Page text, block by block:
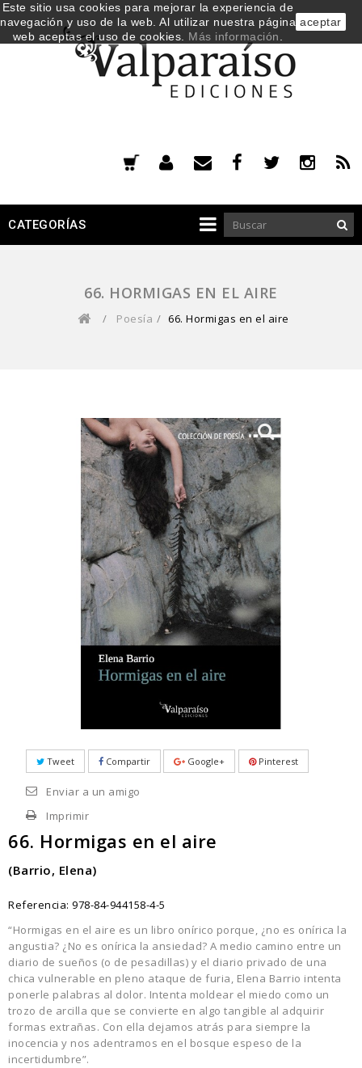
CATEGORÍAS
66. HORMIGAS EN EL AIRE
/ Poesía / 66. Hormigas en el aire
Tweet Compartir Google+ Pinterest
Enviar a un amigo
Imprimir
66. Hormigas en el aire
(Barrio, Elena)
Referencia: 978-84-944158-4-5
“Hormigas en el aire es un libro onírico porque, ¿no es onírica la
angustia? ¿No es onírica la ansiedad? A medio camino entre un
diario de sueños (o de pesadillas) y el diario privado de una
chica vulnerable en pleno ataque de furia, Elena Barrio intenta
ponerle palabras al dolor. Intenta moldear el miedo como un
trozo de arcilla que se convierte en algo tangible al adquirir
formas extrañas. Con ella dejamos atrás para siempre la
inocencia y nos adentramos en el bosque espeso de la
incertidumbre”.
Este sitio usa cookies para mejorar la experiencia de
navegación y uso de la web. Al utilizar nuestra página
web aceptas el uso de cookies. Más información
aceptar